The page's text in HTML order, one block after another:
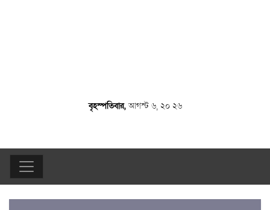
বৃহস্পতিবার,আগস্ট ৬, ২০ ২৬